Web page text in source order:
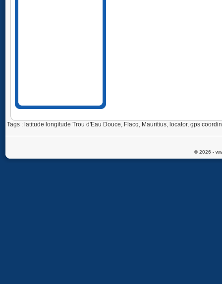
Tags : latitude longitude Trou d'Eau Douce, Flacq, Mauritius, locator, gps
© 2026 -